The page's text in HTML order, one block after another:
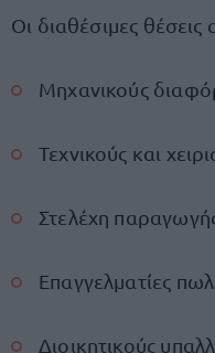
Οι διαθέσιμες
Μηχανικούς
Τεχνικούς και
Στελέχη
Επαγγελματίες
Διοικητικούς